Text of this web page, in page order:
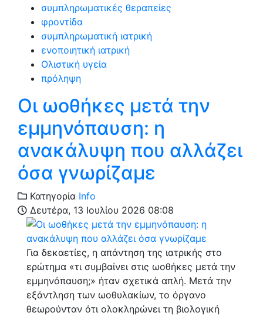
συμπληρωματικές θεραπείες
φροντίδα
συμπληρωματική ιατρική
ενοποιητική ιατρική
Ολιστική υγεία
πρόληψη
Οι ωοθήκες μετά την
εμμηνόπαυση: η
ανακάλυψη που αλλάζει
όσα γνωρίζαμε
Κατηγορία Info
Δευτέρα, 13 Ιουλίου 2026 08:08
Για δεκαετίες, η απάντηση της ιατρικής στο
ερώτημα «τι συμβαίνει στις ωοθήκες μετά την
εμμηνόπαυση;» ήταν σχετικά απλή. Μετά την
εξάντληση των ωοθυλακίων, το όργανο
θεωρούνταν ότι ολοκληρώνει τη βιολογική